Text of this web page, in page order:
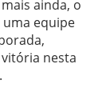
ainda, o
equipe
nesta